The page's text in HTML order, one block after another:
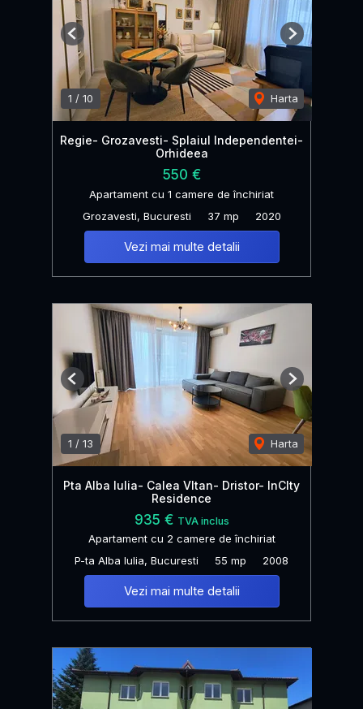
1 / 10 Harta
Previous Next
Regie- Grozavesti- Splaiul Independentei-
Orhideea
550 €
Apartament cu 1 camere de închiriat
Grozavesti, Bucuresti
37 mp 2020
Vezi mai multe detalii
1 / 13 Harta
Previous Next
Pta Alba Iulia- Calea VItan- Dristor- InCIty
Residence
935 € TVA inclus
Apartament cu 2 camere de închiriat
P-ta Alba Iulia, Bucuresti
55 mp 2008
Vezi mai multe detalii